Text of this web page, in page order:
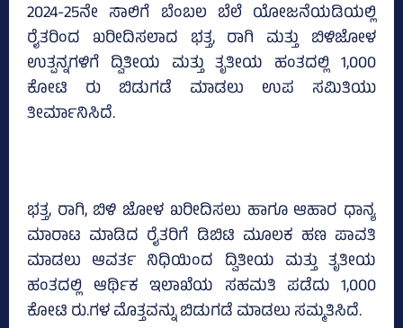
2024-25ನೇ ಸಾಲಿಗೆ ಬೆಂಬಲ ಬೆಲೆ ಯೋಜನೆಯಡಿಯಲ್ಲಿ
ರೈತರಿಂದ ಖರೀದಿಸಲಾದ ಭತ್ತ, ರಾಗಿ ಮತ್ತು ಬಿಳಿಜೋಳ
ಉತ್ಪನ್ನಗಳಿಗೆ ದ್ವಿತೀಯ ಮತ್ತು ತೃತೀಯ ಹಂತದಲ್ಲಿ 1,000
ಕೋಟಿ ರು ಬಿಡುಗಡೆ ಮಾಡಲು ಉಪ ಸಮಿತಿಯು
ತೀರ್ಮಾನಿಸಿದೆ.
ಭತ್ತ, ರಾಗಿ, ಬಿಳಿ ಜೋಳ ಖರೀದಿಸಲು ಹಾಗೂ ಆಹಾರ ಧಾನ್ಯ
ಮಾರಾಟ ಮಾಡಿದ ರೈತರಿಗೆ ಡಿಬಿಟಿ ಮೂಲಕ ಹಣ ಪಾವತಿ
ಮಾಡಲು ಆವರ್ತ ನಿಧಿಯಿಂದ ದ್ವಿತೀಯ ಮತ್ತು ತೃತೀಯ
ಹಂತದಲ್ಲಿ ಆರ್ಥಿಕ ಇಲಾಖೆಯ ಸಹಮತಿ ಪಡೆದು 1,000
ಕೋಟಿ ರು.ಗಳ ಮೊತ್ತವನ್ನು ಬಿಡುಗಡೆ ಮಾಡಲು ಸಮ್ಮತಿಸಿದೆ.